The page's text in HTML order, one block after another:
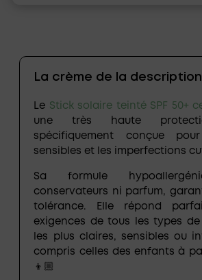
La crème de la
Le Stick solaire teinté SPF 50+
une très haute
spécifiquement conçue
sensibles et les imperfections
Sa formule
conservateurs ni parfum,
tolérance. Elle répond
exigences de tous les types de
les plus claires, sensibles ou
compris celles des enfants à
👦🏼